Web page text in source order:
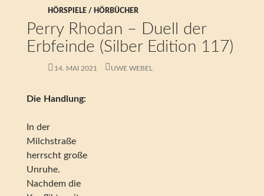
HÖRSPIELE / HÖRBÜCHER
Perry Rhodan – Duell der
Erbfeinde (Silber Edition 117)
14. MAI 2021 UWE WEBEL
Die Handlung:
In der
Milchstraße
herrscht große
Unruhe.
Nachdem die